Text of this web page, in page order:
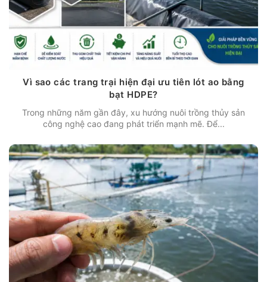
Vì sao các trang trại hiện đại ưu tiên lót ao bằng
bạt HDPE?
Trong những năm gần đây, xu hướng nuôi trồng thủy sản
công nghệ cao đang phát triển mạnh mẽ. Để...